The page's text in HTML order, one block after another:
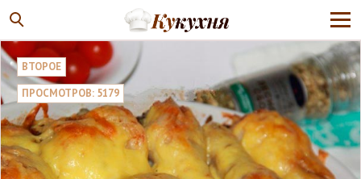
ВТОРОЕ
ПРОСМОТРОВ: 5179